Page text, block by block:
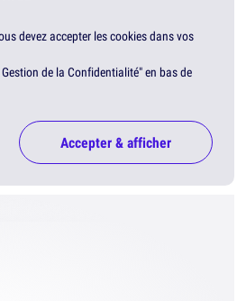
devez accepter les cookies dans vos
de la Confidentialité" en bas de
Accepter & afficher